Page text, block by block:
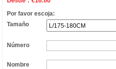
Por favor escoja:
Tamaño
Número
Nombre